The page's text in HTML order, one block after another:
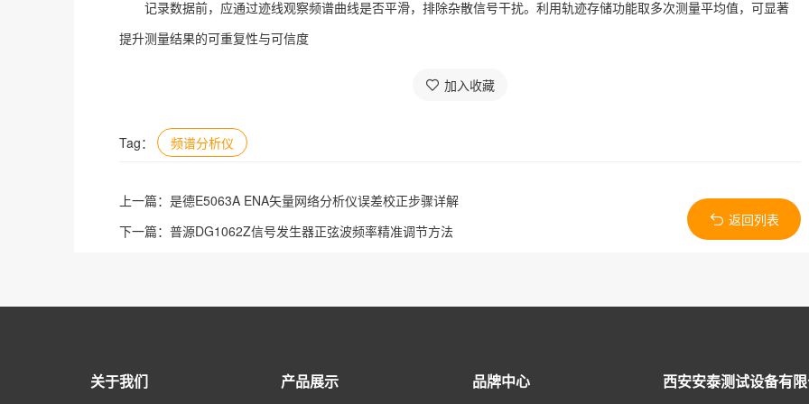
记录数据前，应通过迹线观察频谱曲线是否平滑，排除杂散信号干扰。利用轨迹存储功能取多次测量平均值，可显著
提升测量结果的可重复性与可信度
加入收藏
Tag： 频谱分析仪
上一篇： 是德E5063A ENA矢量网络分析仪误差校正步骤详解
下一篇： 普源DG1062Z信号发生器正弦波频率精准调节方法
返回列表
关于我们 产品展示 品牌中心 西安安泰测试设备有